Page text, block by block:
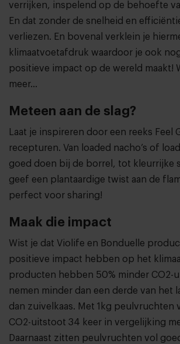
verrijken, inspelend op de behoefte
En dat zonder de snelheid en
verliezen. En bovenal verklein je
klimaatvoetafdruk waardoor je ook
positieve impact op de wereld maakt!
meer...
Meteen aan de slag?
Laat je inspireren door een reeks Feel
recepturen. Van loaded nacho’s of
goed doen bij de borrel, tot kleurrijke
geef een plantaardige twist aan de
perfect voor sharing!
Maak die impact
Wist je dat Violife en Bonduelle
positieve impact hebben op het
producten hebben 50% minder CO2-
nemen minder dan een derde van het
dan zuivelkaas. Met 1kg peulvruchten
CO2-uitstoot 34 keer in vergelijking
Daarnaast zitten peulvruchten vol